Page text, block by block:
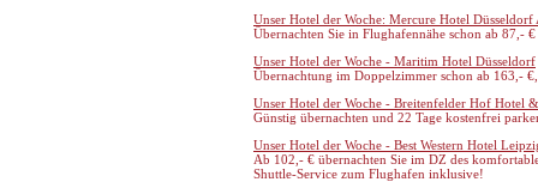
Unser Hotel der Woche: Mercure Hotel
Übernachten Sie in Flughafennähe schon ab 87,-
Unser Hotel der Woche - Maritim Hotel Düsseldorf
Übernachtung im Doppelzimmer schon ab 163,-
Unser Hotel der Woche - Breitenfelder Hof Hotel
Günstig übernachten und 22 Tage kostenfrei
Unser Hotel der Woche - Best Western Hotel
Ab 102,- € übernachten Sie im DZ des
Shuttle-Service zum Flughafen inklusive!